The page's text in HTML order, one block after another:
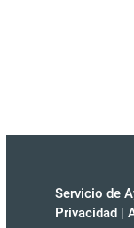
Servicio de
Privacidad |